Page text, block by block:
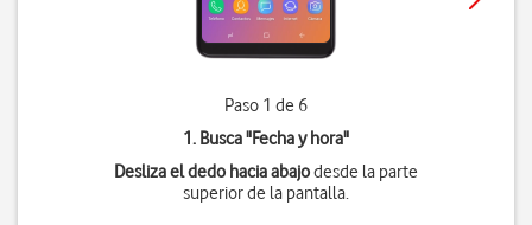
Paso 1 de 6
1. Busca "Fecha y hora"
Desliza el dedo hacia abajodesde la parte
superior de la pantalla.